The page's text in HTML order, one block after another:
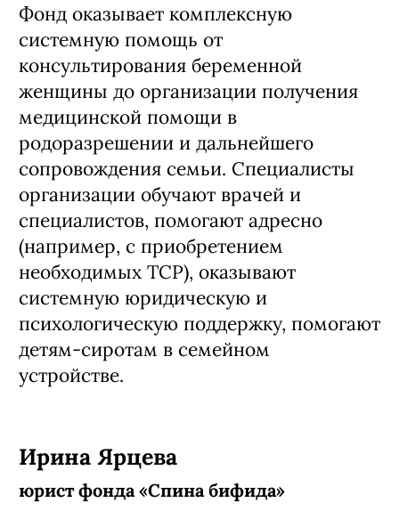
Фонд оказывает комплексную
системную помощь от
консультирования беременной
женщины до организации получения
медицинской помощи в
родоразрешении и дальнейшего
сопровождения семьи. Специалисты
организации обучают врачей и
специалистов, помогают адресно
(например, с приобретением
необходимых ТСР), оказывают
системную юридическую и
психологическую поддержку, помогают
детям-сиротам в семейном
устройстве.
Ирина Ярцева
юрист фонда «Спина бифида»